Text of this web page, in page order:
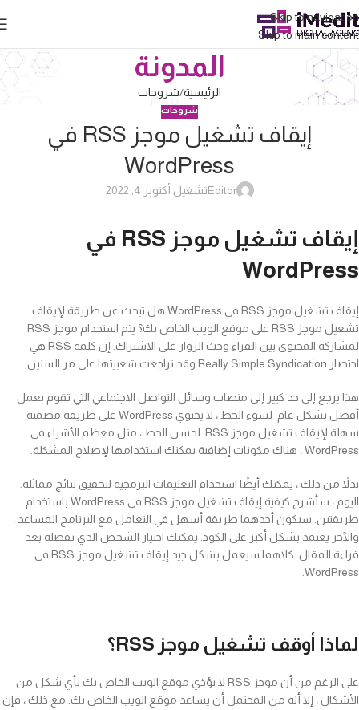
Skip to navigation
Skip to main content
المدونة
الرئيسية شروحات
شروحات
إيقاف تشغيل موجز RSS في
WordPress
Editorتشغيل أكتوبر 4, 2022
إيقاف تشغيل موجز RSS في
WordPress
إيقاف تشغيل موجز RSS في WordPress هل تبحث عن طريقة لإيقاف
تشغيل موجز RSS على موقع الويب الخاص بك؟ يتم استخدام موجز RSS
لمشاركة المحتوى بين القراء وحث الزوار على الاشتراك. إن كلمة RSS هي
اختصار Really Simple Syndication وقد تراجعت شعبيتها على مر السنين.
هذا يرجع إلى حد كبير إلى منصات وسائل التواصل الاجتماعي التي تقوم بعمل
أفضل بشكل عام. لسوء الحظ ، لا يحتوي WordPress على طريقة مضمنة
سهلة لإيقاف تشغيل موجز RSS. لحسن الحظ ، مثل معظم الأشياء في
WordPress ، هناك مكونات إضافية يمكنك استخدامها لإصلاح المشكلة.
بدلاً من ذلك ، يمكنك أيضًا استخدام التعليمات البرمجية لتحقيق نتائج مماثلة.
اليوم ، سأشرح كيفية إيقاف تشغيل موجز RSS في WordPress باستخدام
طريقتين. سيكون أحدهما طريقة أسهل في التعامل مع البرنامج المساعد ،
والآخر يعتمد بشكل أكبر على الكود. يمكنك اختيار الشخص الذي تفضله بعد
قراءة المقال. كلاهما سيعمل بشكل جيد إيقاف تشغيل موجز RSS في
WordPress.
لماذا أوقف تشغيل موجز RSS؟
على الرغم من أن موجز RSS لا يؤذي موقع الويب الخاص بك بأي شكل من
الأشكال ، إلا أنه من المحتمل أن يساعد موقع الويب الخاص بك. مع ذلك ، فإن